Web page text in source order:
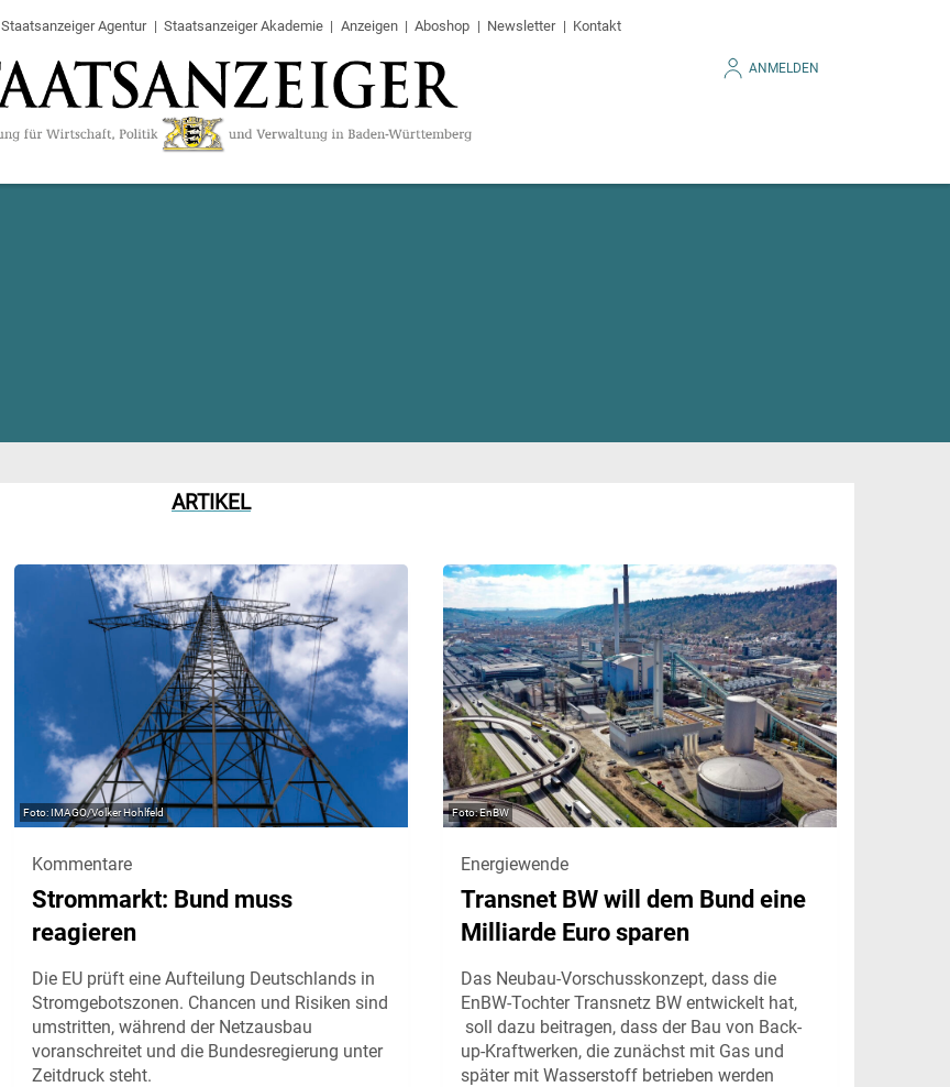
Staatsanzeiger Agentur Staatsanzeiger Akademie Anzeigen Aboshop Newsletter Kontakt
ANMELDEN
ARTIKEL
IMAGO/Volker Hohlfeld
Kommentare
Strommarkt: Bund muss
reagieren
Die EU prüft eine Aufteilung Deutschlands in
Stromgebotszonen. Chancen und Risiken sind
umstritten, während der Netzausbau
voranschreitet und die Bundesregierung unter
Zeitdruck steht.
EnBW
Energiewende
Transnet BW will dem Bund eine
Milliarde Euro sparen
Das Neubau-Vorschusskonzept, dass die
EnBW-Tochter Transnetz BW entwickelt hat,
soll dazu beitragen, dass der Bau von Back-
up-Kraftwerken, die zunächst mit Gas und
später mit Wasserstoff betrieben werden